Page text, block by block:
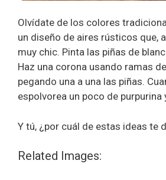
Olvídate de los colores
un diseño de aires rústicos que,
muy chic. Pinta las piñas de
Haz una corona usando ramas
pegando una a una las piñas.
espolvorea un poco de
Y tú, ¿por cuál de estas ideas te
Related Images: